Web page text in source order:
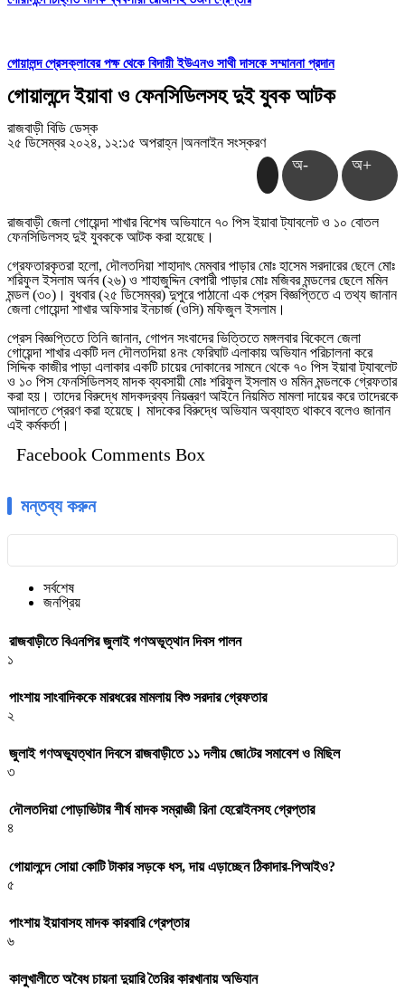
গোয়ালন্দ প্রেসক্লাবের পক্ষ থেকে বিদায়ী ইউএনও সাথী দাসকে সম্মাননা প্রদান
গোয়ালন্দে ইয়াবা ও ফেনসিডিলসহ দুই যুবক আটক
রাজবাড়ী বিডি ডেস্ক
২৫ ডিসেম্বর ২০২৪, ১২:১৫ অপরাহ্ন |অনলাইন সংস্করণ
অ- অ+
রাজবাড়ী জেলা গোয়েন্দা শাখার বিশেষ অভিযানে ৭০ পিস ইয়াবা ট্যাবলেট ও ১০ বোতল
ফেনসিডিলসহ দুই যুবককে আটক করা হয়েছে।
গ্রেফতারকৃতরা হলো, দৌলতদিয়া শাহাদাৎ মেম্বার পাড়ার মোঃ হাসেম সরদারের ছেলে মোঃ
শরিফুল ইসলাম অর্নব (২৬) ও শাহাজুদ্দিন বেপারী পাড়ার মোঃ মজিবর মন্ডলের ছেলে মমিন
মন্ডল (৩০)। বুধবার (২৫ ডিসেম্বর) দুপুরে পাঠানো এক প্রেস বিজ্ঞপ্তিতে এ তথ্য জানান
জেলা গোয়েন্দা শাখার অফিসার ইনচার্জ (ওসি) মফিজুল ইসলাম।
প্রেস বিজ্ঞপ্তিতে তিনি জানান, গোপন সংবাদের ভিত্তিতে মঙ্গলবার বিকেলে জেলা
গোয়েন্দা শাখার একটি দল দৌলতদিয়া ৪নং ফেরিঘাট এলাকায় অভিযান পরিচালনা করে
সিদ্দিক কাজীর পাড়া এলাকার একটি চায়ের দোকানের সামনে থেকে ৭০ পিস ইয়াবা ট্যাবলেট
ও ১০ পিস ফেনসিডিলসহ মাদক ব্যবসায়ী মোঃ শরিফুল ইসলাম ও মমিন মন্ডলকে গ্রেফতার
করা হয়। তাদের বিরুদ্ধে মাদকদ্রব্য নিয়ন্ত্রণ আইনে নিয়মিত মামলা দায়ের করে তাদেরকে
আদালতে প্রেরণ করা হয়েছে। মাদকের বিরুদ্ধে অভিযান অব্যাহত থাকবে বলেও জানান
এই কর্মকর্তা।
Facebook Comments Box
মন্তব্য করুন
সর্বশেষ
জনপ্রিয়
রাজবাড়ীতে বিএন‌পির জুলাই গণঅভূত্থান দিবস পালন
১
পাংশায় সাংবাদিককে মারধরের মামলায় বিশু সরদার গ্রেফতার
২
জুলাই গণঅভ্যুত্থান দিবসে রাজবাড়ীতে ১১ দলীয় জো‌টের সমাবেশ ও মি‌ছিল
৩
দৌলতদিয়া পোড়াভিটার শীর্ষ মাদক সম্রাজ্ঞী রিনা হেরোইনসহ গ্রেপ্তার
৪
গোয়ালন্দে সোয়া কোটি টাকার সড়কে ধস, দায় এড়াচ্ছেন ঠিকাদার-পিআইও?
৫
পাংশায় ইয়াবাসহ মাদক কারবারি গ্রেপ্তার
৬
কালুখালীতে অবৈধ চায়না দুয়ারি তৈরির কারখানায় অভিযান